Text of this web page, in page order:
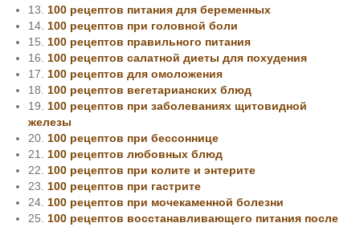
13. 100 рецептов питания для беременных
14. 100 рецептов при головной боли
15. 100 рецептов правильного питания
16. 100 рецептов салатной диеты для похудения
17. 100 рецептов для омоложения
18. 100 рецептов вегетарианских блюд
19. 100 рецептов при заболеваниях щитовидной
железы
20. 100 рецептов при бессоннице
21. 100 рецептов любовных блюд
22. 100 рецептов при колите и энтерите
23. 100 рецептов при гастрите
24. 100 рецептов при мочекаменной болезни
25. 100 рецептов восстанавливающего питания после